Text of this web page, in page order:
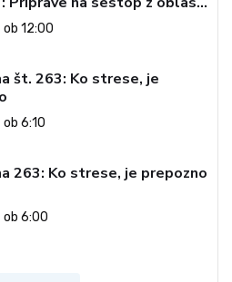
opozicija 6: Gramsci na delu:
in revolucionarna
12:00
št. 263: Ko strese, je
6:10
263: Ko strese, je prepozno
ob 6:00